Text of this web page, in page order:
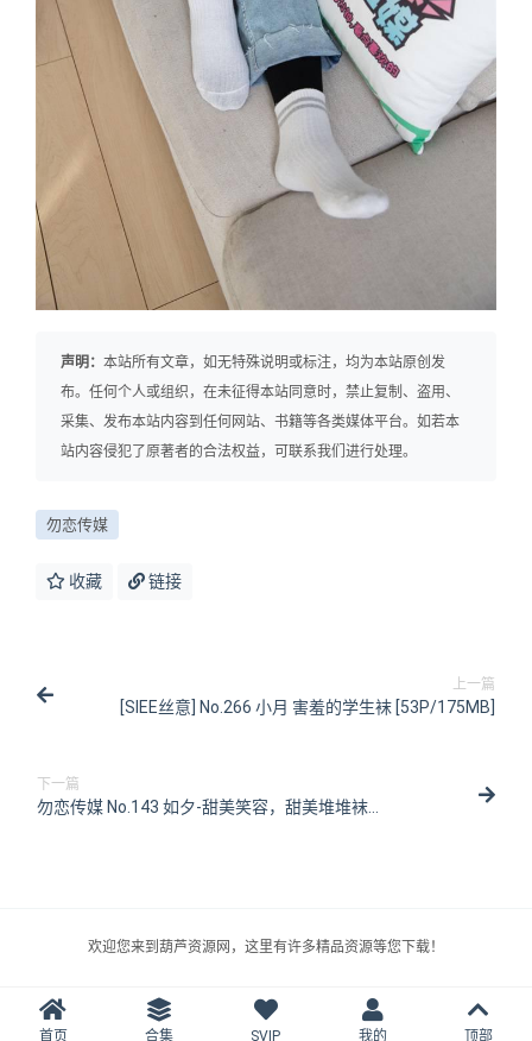
声明： 本站所有文章，如无特殊说明或标注，均为本站原创发
布。任何个人或组织，在未征得本站同意时，禁止复制、盗用、
采集、发布本站内容到任何网站、书籍等各类媒体平台。如若本
站内容侵犯了原著者的合法权益，可联系我们进行处理。
勿恋传媒
收藏 链接
上一篇
[SIEE丝意] No.266 小月 害羞的学生袜 [53P/175MB]
下一篇
勿恋传媒 No.143 如夕-甜美笑容，甜美堆堆袜
欢迎您来到葫芦资源网，这里有许多精品资源等您下载！
首页 合集 SVIP 我的 顶部